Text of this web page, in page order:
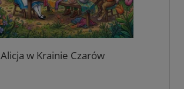
Alicja w Krainie Czarów